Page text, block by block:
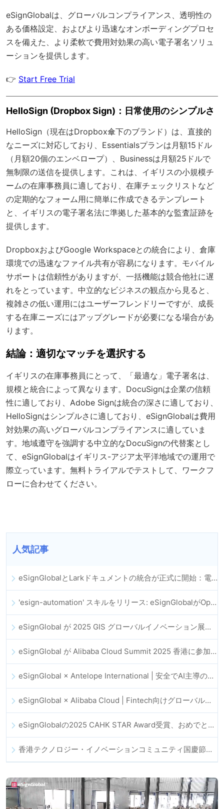
eSignGlobalは、 グローバルコンプライアンス 、透明性の
ある価格設定、およびより迅速なオンボーディングプロセ
スを備えた、より柔軟で費用対効果の高い電子署名ソリュ
ーションを提供します。
👉 Start Free Trial
HelloSign (Dropbox Sign)：日常使用のシンプルさ
HelloSign（現在はDropbox傘下のブランド）は、直接的
なニーズに対応しており、Essentialsプランは月額15ドル
（月額20個のエンベロープ）、Businessは月額25ドルで
無制限の送信を提供します。これは、イギリスの小規模チ
ームの在庫事務員に適しており、在庫チェックリストなど
の定期的なフォーム用に簡単に作成できるテンプレート
と、イギリスの電子署名法に準拠した基本的な監査証跡を
提供します。
DropboxおよびGoogle Workspaceとの統合により、倉庫
環境での迅速なファイル共有が容易になります。モバイル
サポートは信頼性がありますが、一括機能は競合他社に遅
れをとっています。中立的なビジネスの観点から見ると、
複雑さの低い運用にはユーザーフレンドリーですが、成長
する在庫ニーズにはアップグレードが必要になる場合があ
ります。
結論：適切なマッチを選択する
イギリスの在庫事務員にとって、「最適な」電子署名は、
規模と統合によって異なります。DocuSignは企業の信頼
性に適しており、Adobe Signは統合の深さに適しており、
HelloSignはシンプルさに適しており、eSignGlobalは費用
対効果の高いグローバルコンプライアンスに適していま
す。地域遵守を強調する中立的なDocuSignの代替案とし
て、eSignGlobalはイギリス-アジア太平洋地域での運用で
際立っています。無料トライアルでテストして、ワークフ
ローに合わせてください。
人気記事
eSignGlobalとLarkドキュメントの統合が正式に開始：電子契約の署名とアーカイブの全プロセスを自動化
'esign-automation' スキルをリリース: eSignGlobalがOpenClawの電子署名自動化を支援
eSignGlobal が 2025 GIS グローバルイノベーション展に登場
eSignGlobal が Alibaba Cloud Summit 2025 香港に参加し、AI 主導のクラウドイノベーションとデジタルトラストを推進
eSignGlobal × Antelope International | 安全でAI主導のデジタルワークフローを推進
eSignGlobal × Alibaba Cloud | Fintech向けグローバルなデジタルトラスト強化に向けて連携
eSignGlobalの2025 CAHK STAR Award受賞、おめでとうございます！
香港テクノロジー・イノベーションコミュニティ国慶節ディナー